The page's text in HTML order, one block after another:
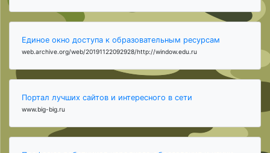
Единое окно доступа к образовательным ресурсам
web.archive.org/web/20191122092928/http://window.edu.ru
Портал лучших сайтов и интересного в сети
www.big-big.ru